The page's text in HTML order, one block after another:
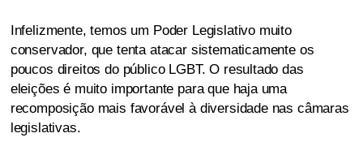
Infelizmente, temos um Poder Legislativo muito
conservador, que tenta atacar sistematicamente os
poucos direitos do público LGBT. O resultado das
eleições é muito importante para que haja uma
recomposição mais favorável à diversidade nas câmaras
legislativas.